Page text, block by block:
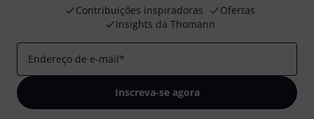
Contribuições inspiradoras
Ofertas
Insights da Thomann
Endereço de e-mail*
Inscreva-se agora